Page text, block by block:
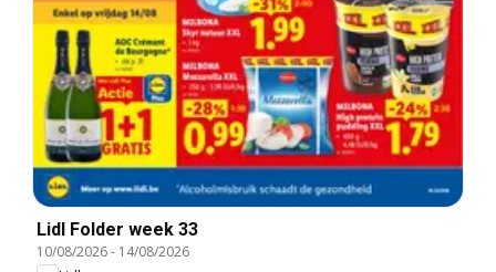
Lidl Folder week 33
10/08/2026- 14/08/2026